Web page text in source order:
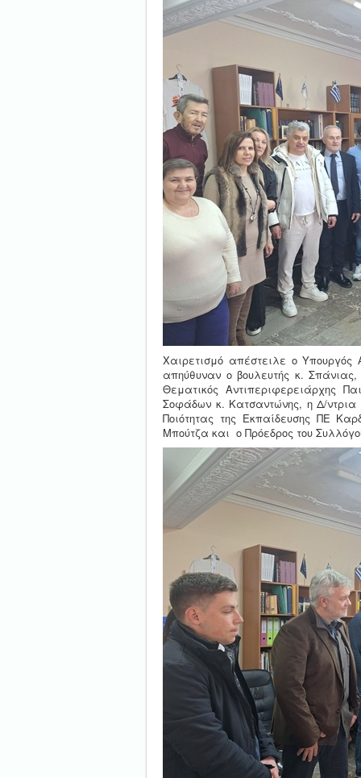
Χαιρετισμό απέστειλε ο Υπουργός
απηύθυναν ο βουλευτής κ.
Θεματικός Αντιπεριφερειάρχης
Σοφάδων κ. Κατσαντώνης, η Δ/ντρια
Ποιότητας της Εκπαίδευσης ΠΕ
Μπούτζα και ο Πρόεδρος του